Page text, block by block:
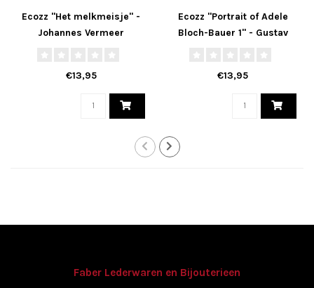
Ecozz "Het melkmeisje" -
Johannes Vermeer
€13,95
Ecozz "Portrait of Adele
Bloch-Bauer 1" - Gustav
€13,95
Faber Lederwaren en Bijouterieen